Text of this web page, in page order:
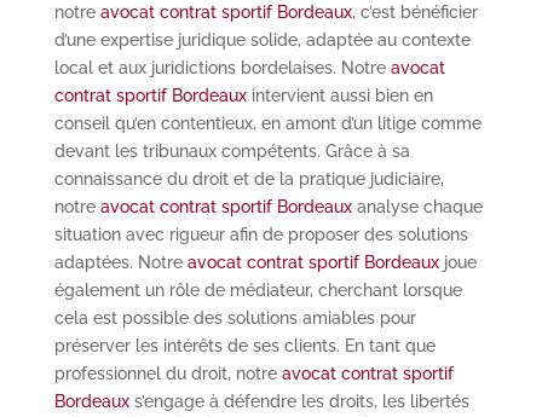
notre avocat contrat sportif Bordeaux, c’est bénéficier
d’une expertise juridique solide, adaptée au contexte
local et aux juridictions bordelaises. Notre avocat
contrat sportif Bordeauxintervient aussi bien en
conseil qu’en contentieux, en amont d’un litige comme
devant les tribunaux compétents. Grâce à sa
connaissance du droit et de la pratique judiciaire,
notre avocat contrat sportif Bordeauxanalyse chaque
situation avec rigueur afin de proposer des solutions
adaptées. Notre avocat contrat sportif Bordeauxjoue
également un rôle de médiateur, cherchant lorsque
cela est possible des solutions amiables pour
préserver les intérêts de ses clients. En tant que
professionnel du droit, notre avocat contrat sportif
Bordeauxs’engage à défendre les droits, les libertés